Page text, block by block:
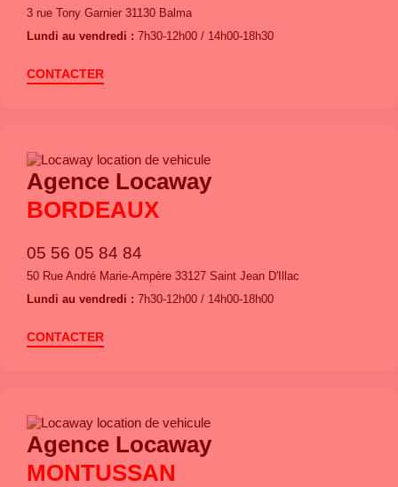
3 rue Tony Garnier 31130 Balma
Lundi au vendredi : 7h30-12h00 / 14h00-18h30
CONTACTER
Agence Locaway
BORDEAUX
05 56 05 84 84
50 Rue André Marie-Ampère 33127 Saint Jean D'Illac
Lundi au vendredi : 7h30-12h00 / 14h00-18h00
CONTACTER
Agence Locaway
MONTUSSAN